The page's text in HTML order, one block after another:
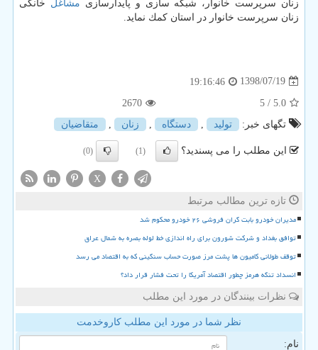
زنان سرپرست خانوار، شبكه سازی و پایدارسازی مشاغل خانگی
زنان سرپرست خانوار در استان كمك نماید.
1398/07/19
19:16:46
5.0
/ 5
2670
تگهای خبر:
تولید دستگاه زنان متقاضیان
این مطلب را می پسندید؟ (1)
(0)
X
تازه ترین مطالب مرتبط
مدیران خودرو بابت گران فروشی ۲۶ خودرو محکوم شد
توافق بغداد و شرکت شورون برای راه اندازی خط لوله بصره به شمال عراق
توقف طولانی کامیون ها پشت مرز صورت حساب سنگینی که به اقتصاد می رسد
انسداد تنگه هرمز چطور اقتصاد آمریکا را تحت فشار قرار داد؟
نظرات بینندگان در مورد این مطلب
نظر شما در مورد این مطلب کاروخدمت
نام: